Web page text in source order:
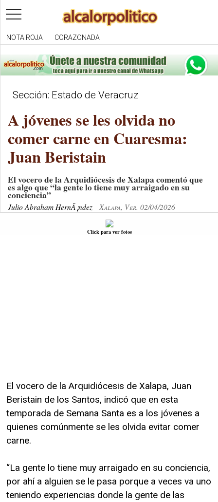
toggle
navigation
NOTA ROJA CORAZONADA
Sección: Estado de Veracruz
A jóvenes se les olvida no
comer carne en Cuaresma:
Juan Beristain
El vocero de la Arquidiócesis de Xalapa comentó que
es algo que “la gente lo tiene muy arraigado en su
conciencia”
Julio Abraham HernÃ¡ndez Xalapa, Ver. 02/04/2026
Click para ver fotos
El vocero de la Arquidiócesis de Xalapa, Juan
Beristain de los Santos, indicó que en esta
temporada de Semana Santa es a los jóvenes a
quienes comúnmente se les olvida evitar comer
carne.
“La gente lo tiene muy arraigado en su conciencia,
por ahí a alguien se le pasa porque a veces va uno
teniendo experiencias donde la gente de las